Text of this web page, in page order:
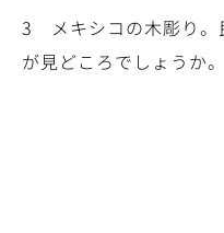
3 メキシコの木彫り。
が見どころでしょうか